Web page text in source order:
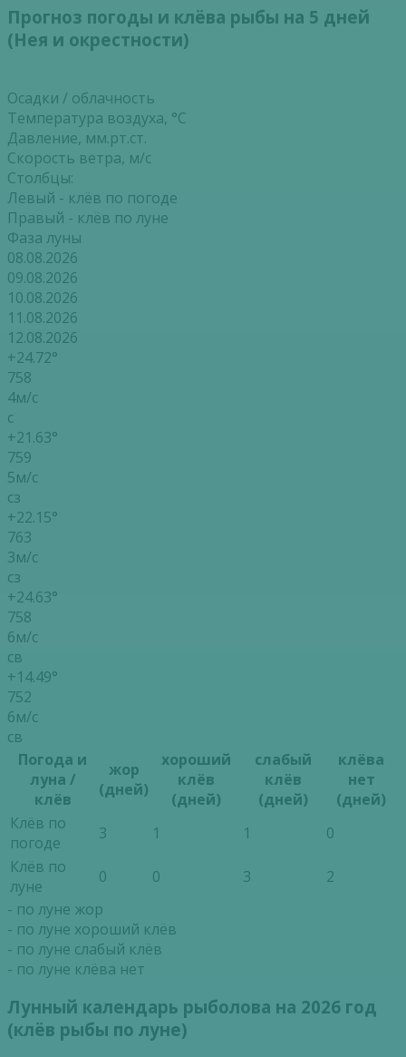
Прогноз погоды и клёва рыбы на 5 дней
(Нея и окрестности)
Осадки / облачность
Температура воздуха, °С
Давление, мм.рт.ст.
Скорость ветра, м/с
Столбцы:
Левый - клёв по погоде
Правый - клёв по луне
Фаза луны
08.08.2026
09.08.2026
10.08.2026
11.08.2026
12.08.2026
+24.72°
758
4м/с
с
+21.63°
759
5м/с
сз
+22.15°
763
3м/с
сз
+24.63°
758
6м/с
св
+14.49°
752
6м/с
св
Погода и
луна /
клёв
жор
(дней)
хороший
клёв
(дней)
слабый
клёв
(дней)
клёва
нет
(дней)
Клёв по
погоде
3 1 1
0
Клёв по
луне
0 0 3
2
- по луне жор
- по луне хороший клёв
- по луне слабый клёв
- по луне клёва нет
Лунный календарь рыболова на 2026 год
(клёв рыбы по луне)